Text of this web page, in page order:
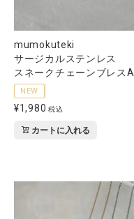
mumokuteki
サージカルステンレス
スネークチェーンブレスA
NEW
¥1,980 税込
カートに入れる